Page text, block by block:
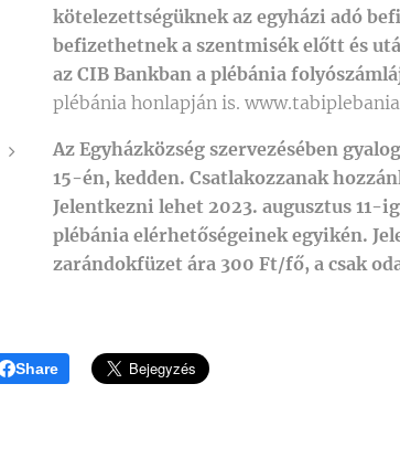
kötelezettségüknek az egyházi adó
befizethetnek a szentmisék előtt és
az CIB Bankban a plébánia
plébánia honlapján is.
Az Egyházközség szervezésében
15-én, kedden. Csatlakozzanak
Jelentkezni lehet 2023. augusztus 11-
plébánia elérhetőségeinek egyikén.
zarándokfüzet ára 300 Ft/fő, a csak
Share